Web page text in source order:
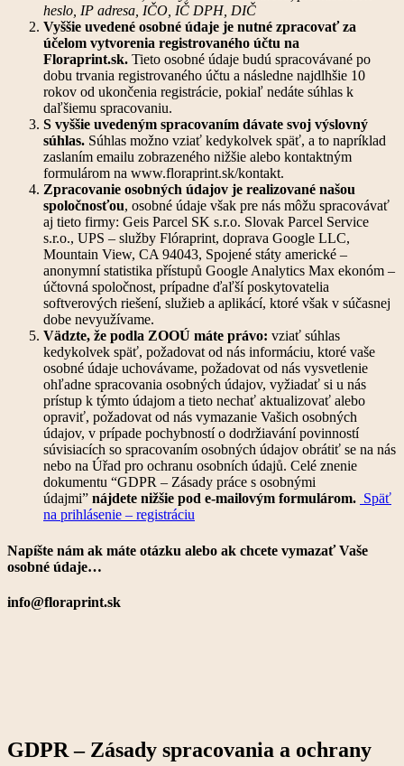
heslo, IP adresa, IČO, IČ DPH, DIČ
Vyššie uvedené osobné údaje je nutné zpracovať za
účelom vytvorenia registrovaného účtu na
Floraprint.sk. Tieto osobné údaje budú spracovávané po
dobu trvania registrovaného účtu a následne najdlhšie 10
rokov od ukončenia registrácie, pokiaľ nedáte súhlas k
daľšiemu spracovaniu.
S vyššie uvedeným spracovaním dávate svoj výslovný
súhlas. Súhlas možno vziať kedykolvek späť, a to napríklad
zaslaním emailu zobrazeného nižšie alebo kontaktným
formulárom na www.floraprint.sk/kontakt.
Zpracovanie osobných údajov je realizované našou
spoločnosťou, osobné údaje však pre nás môžu spracovávať
aj tieto firmy: Geis Parcel SK s.r.o. Slovak Parcel Service
s.r.o., UPS – služby Flóraprint, doprava Google LLC,
Mountain View, CA 94043, Spojené státy americké –
anonymní statistika přístupů Google Analytics Max ekonóm –
účtovná spoločnost, prípadne ďaľší poskytovatelia
softverových riešení, služieb a aplikácí, ktoré však v súčasnej
dobe nevyužívame.
Vädzte, že podla ZOOÚ máte právo: vziať súhlas
kedykolvek späť, požadovat od nás informáciu, ktoré vaše
osobné údaje uchovávame, požadovat od nás vysvetlenie
ohľadne spracovania osobných údajov, vyžiadať si u nás
prístup k týmto údajom a tieto nechať aktualizovať alebo
opraviť, požadovat od nás vymazanie Vašich osobných
údajov, v prípade pochybností o dodržiavání povinností
súvisiacích so spracovaním osobných údajov obrátiť se na nás
nebo na Úřad pro ochranu osobních údajů. Celé znenie
dokumentu “GDPR – Zásady práce s osobnými
údajmi” nájdete nižšie pod e-mailovým formulárom. Späť
na prihlásenie – registráciu
Napíšte nám ak máte otázku alebo ak chcete vymazať Vaše
osobné údaje…
info@floraprint.sk
GDPR – Zásady spracovania a ochrany